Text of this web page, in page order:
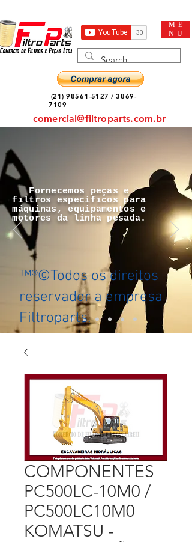
ME
NU
(21) 98561-5127 /3869-
7109
comercial@filtroparts.com.br
Fornecemos peças e
filtros específicos para
máquinas, equipamentos e
motores da linha pesada.
™®©Todos os direitos
reservador a empresa
Filtroparts.
COMPONENTES
PC500LC-10M0 /
PC500LC10M0
KOMATSU -